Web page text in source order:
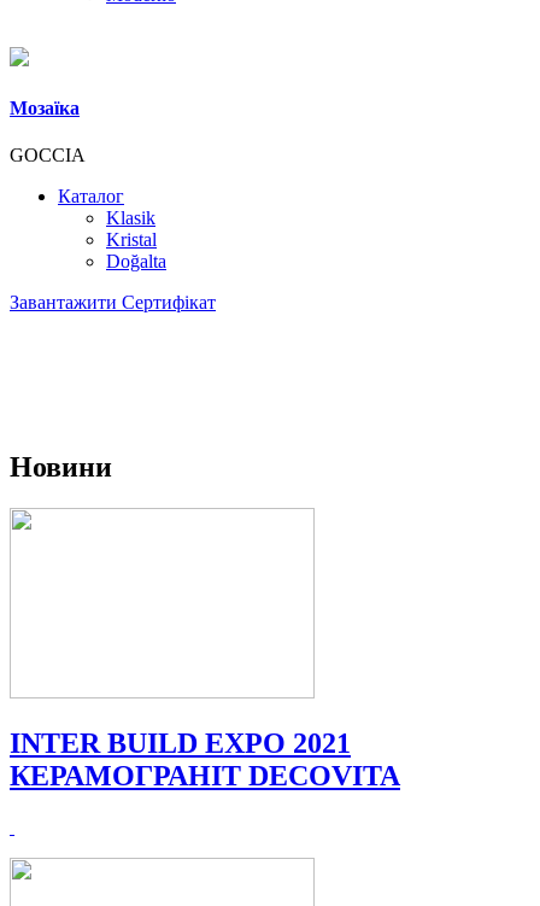
Мозаїка
GOCCIA
Каталог
Klasik
Kristal
Doğalta
Завантажити Сертифікат
Новини
INTER BUILD EXPO 2021
КЕРАМОГРАНIТ DECOVITA